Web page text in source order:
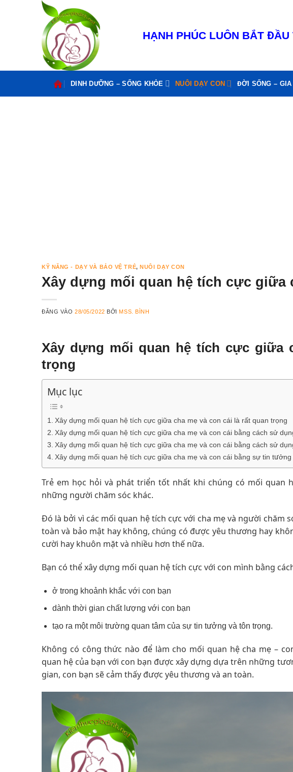
HẠNH PHÚC LUÔN BẮT
DINH DƯỠNG – SỐNG KHỎE NUÔI DẠY CON ĐỜI SỐNG –
KỸ NĂNG - DẠY VÀ BẢO VỆ TRẺ,NUÔI DẠY CON
Xây dựng mối quan hệ tích cực giữa
ĐĂNG VÀO28/05/2022 BỞIMSS. BÌNH
Xây dựng mối quan hệ tích cực giữa
trọng
Mục lục
Xây dựng mối quan hệ tích cực giữa cha mẹ và con cái là rất quan trọng
Xây dựng mối quan hệ tích cực giữa cha mẹ và con cái bằng cách sử
Xây dựng mối quan hệ tích cực giữa cha mẹ và con cái bằng cách sử
Xây dựng mối quan hệ tích cực giữa cha mẹ và con cái bằng sự tin tưởng
Trẻ em học hỏi và phát triển tốt nhất khi chúng có mối quan
những người chăm sóc khác.
Đó là bởi vì các mối quan hệ tích cực với cha mẹ và người chăm
toàn và bảo mật hay không, chúng có được yêu thương hay
cười hay khuôn mặt và nhiều hơn thế nữa.
Bạn có thể xây dựng mối quan hệ tích cực với con mình bằng
ở trong khoảnh khắc với con bạn
dành thời gian chất lượng với con bạn
tạo ra một môi trường quan tâm của sự tin tưởng và tôn trọng.
Không có công thức nào để làm cho mối quan hệ cha mẹ –
quan hệ của bạn với con bạn được xây dựng dựa trên những
gian, con bạn sẽ cảm thấy được yêu thương và an toàn.